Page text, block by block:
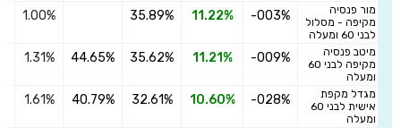
מור פנסיה
מקיפה - מסלול
לבני 60 ומעלה
-003%
11.22%
35.89%
1.00%
מיטב פנסיה
מקיפה לבני 60
ומעלה
-009%
11.21%
35.62%
44.65%
1.31%
מגדל מקפת
אישית לבני 60
ומעלה
-028%
10.60%
32.61%
40.79%
1.61%